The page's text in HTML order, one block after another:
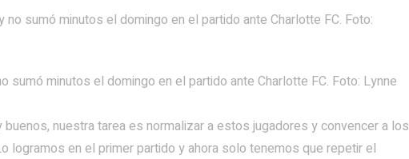
sumó minutos el domingo en el partido ante Charlotte FC. Foto: Lynne
nuestra tarea es normalizar a estos jugadores y convencer a los
logramos en el primer partido y ahora solo tenemos que repetir el